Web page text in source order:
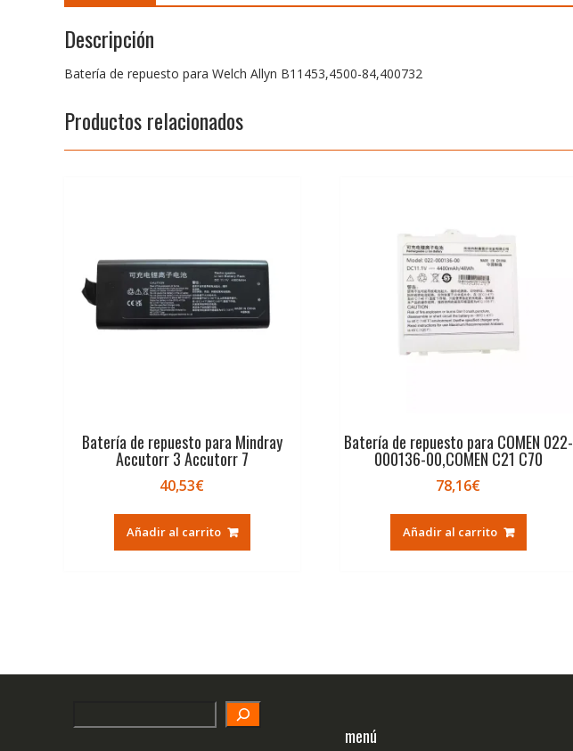
Descripción
Batería de repuesto para Welch Allyn B11453,4500-84,400732
Productos relacionados
Batería de repuesto para Mindray
Accutorr 3 Accutorr 7
40,53€
Añadir al carrito
Batería de repuesto para COMEN 022-
000136-00,COMEN C21 C70
78,16€
Añadir al carrito
menú